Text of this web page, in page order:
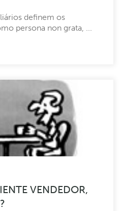
definem os
persona non grata, ...
VENDEDOR,